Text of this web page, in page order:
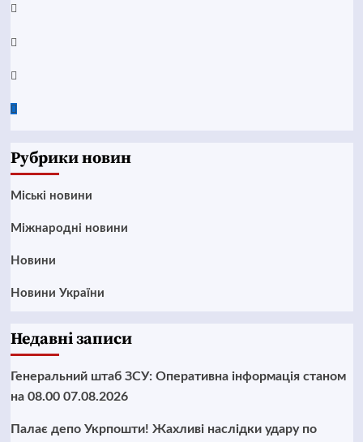
Telegram
Instagram
Twitter
Google
Рубрики новин
Mіські новини
Міжнародні новини
Новини
Новини України
Недавні записи
Генеральний штаб ЗСУ: Оперативна інформація станом
на 08.00 07.08.2026
Палає депо Укрпошти! Жахливі наслідки удару по